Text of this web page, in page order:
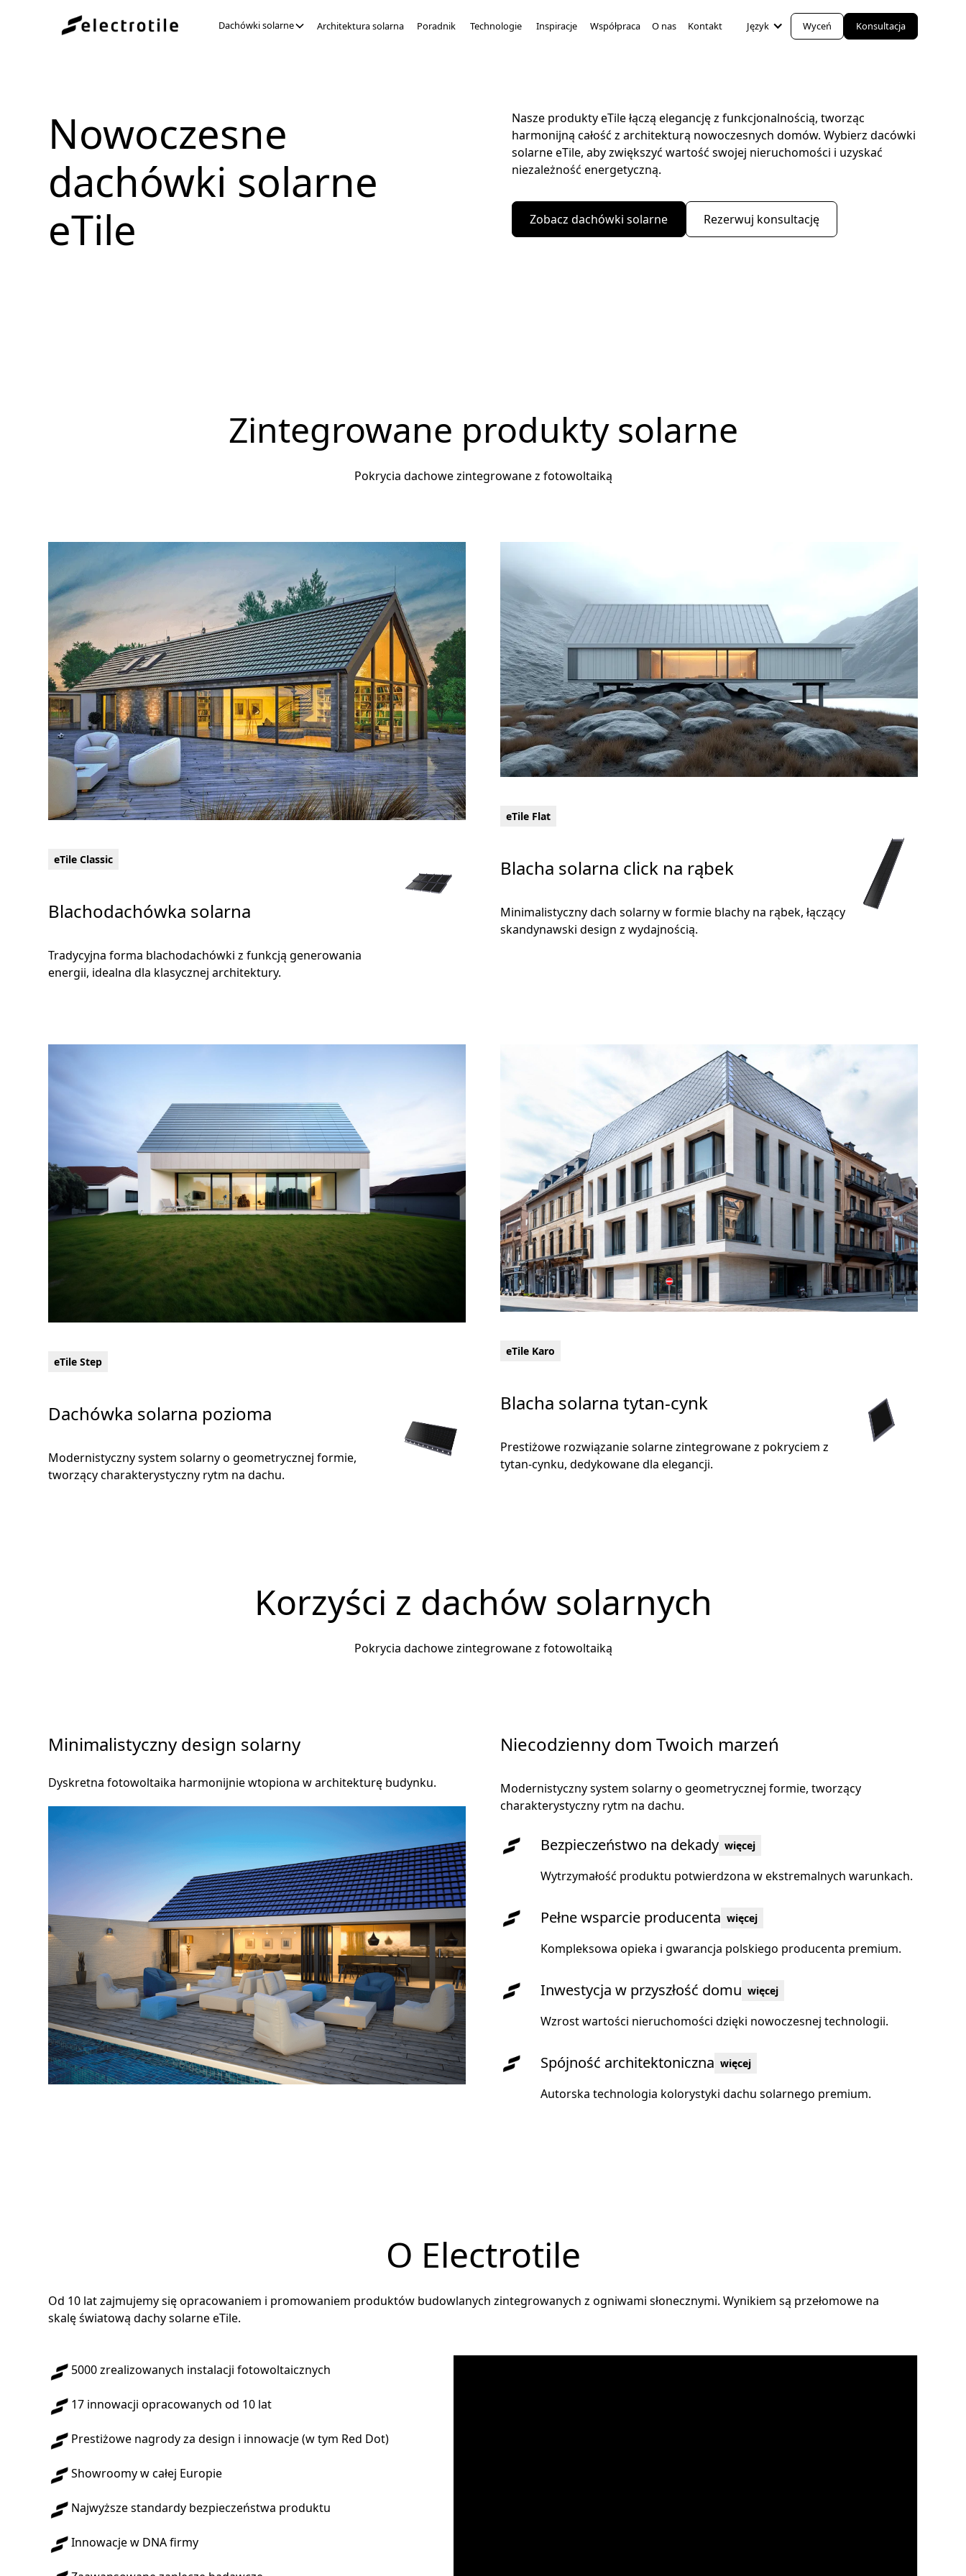
Dachówki solarne Architektura solarna Poradnik Technologie Inspiracje Współpraca O nas Kontakt Język Wyceń Konsultacja
Nowoczesne
dachówki solarne
eTile
Nasze produkty eTile łączą elegancję z funkcjonalnością, tworząc
harmonijną całość z architekturą nowoczesnych domów. Wybierz dacówki
solarne eTile, aby zwiększyć wartość swojej nieruchomości i uzyskać
niezależność energetyczną.
Zobacz dachówki solarne Rezerwuj konsultację
Zintegrowane produkty solarne
Pokrycia dachowe zintegrowane z fotowoltaiką
eTile Classic
Blachodachówka solarna
Tradycyjna forma blachodachówki z funkcją generowania
energii, idealna dla klasycznej architektury.
eTile Flat
Blacha solarna click na rąbek
Minimalistyczny dach solarny w formie blachy na rąbek, łączący
skandynawski design z wydajnością.
eTile Step
Dachówka solarna pozioma
Modernistyczny system solarny o geometrycznej formie,
tworzący charakterystyczny rytm na dachu.
eTile Karo
Blacha solarna tytan-cynk
Prestiżowe rozwiązanie solarne zintegrowane z pokryciem z
tytan-cynku, dedykowane dla elegancji.
Korzyści z dachów solarnych
Pokrycia dachowe zintegrowane z fotowoltaiką
Minimalistyczny design solarny
Dyskretna fotowoltaika harmonijnie wtopiona w architekturę budynku.
Niecodzienny dom Twoich marzeń
Modernistyczny system solarny o geometrycznej formie, tworzący
charakterystyczny rytm na dachu.
Bezpieczeństwo na dekady więcej
Wytrzymałość produktu potwierdzona w ekstremalnych warunkach.
Pełne wsparcie producenta więcej
Kompleksowa opieka i gwarancja polskiego producenta premium.
Inwestycja w przyszłość domu więcej
Wzrost wartości nieruchomości dzięki nowoczesnej technologii.
Spójność architektoniczna więcej
Autorska technologia kolorystyki dachu solarnego premium.
O Electrotile
Od 10 lat zajmujemy się opracowaniem i promowaniem produktów budowlanych zintegrowanych z ogniwami słonecznymi. Wynikiem są przełomowe na
skalę światową dachy solarne eTile.
5000 zrealizowanych instalacji fotowoltaicznych
17 innowacji opracowanych od 10 lat
Prestiżowe nagrody za design i innowacje (w tym Red Dot)
Showroomy w całej Europie
Najwyższe standardy bezpieczeństwa produktu
Innowacje w DNA firmy